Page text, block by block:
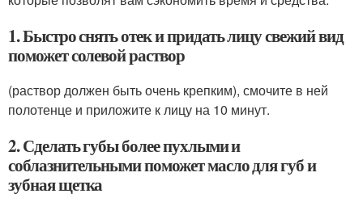
1. Быстро снять отек и придать лицу свежий вид
поможет солевой раствор
(раствор должен быть очень крепким), смочите в ней
полотенце и приложите к лицу на 10 минут.
2. Сделать губы более пухлыми и
соблазнительными поможет масло для губ и
зубная щетка